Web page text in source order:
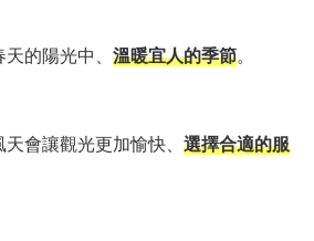
的陽光中、 溫暖宜人的季節。
會讓觀光更加愉快、 選擇合適的服